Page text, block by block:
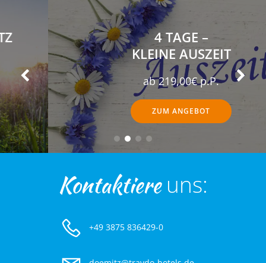
4 TAGE –
KLEINE AUSZEIT
ab 219,00€ p.P.
ZUM ANGEBOT
Kontaktiere uns:
+49 3875 836429-0